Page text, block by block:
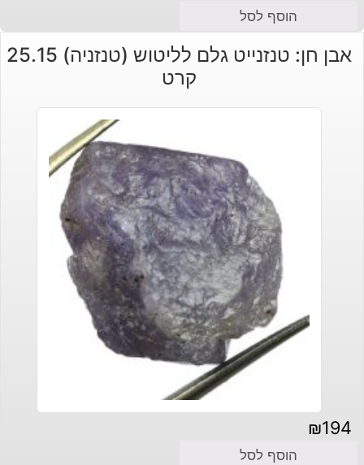
הוסף לסל
אבן חן: טנזנייט גלם לליטוש (טנזניה) 25.15
קרט
₪194
הוסף לסל